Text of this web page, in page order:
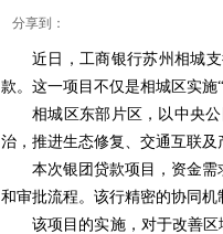
分享到：
近日，工商银行苏州相城
款。这一项目不仅是相城区实施
相城区东部片区，以中央
治，推进生态修复、交通互联及
本次银团贷款项目，资金
和审批流程。该行精密的协同
该项目的实施，对于改善